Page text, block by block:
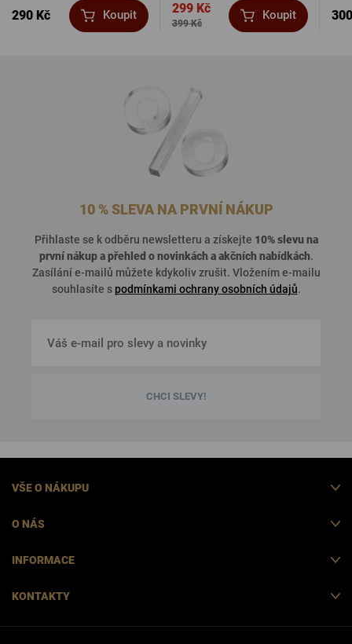
290 Kč Koupit
399 Kč
299 Kč Koupit
10 % SLEVA NA PRVNÍ NÁKUP
Přihlaste se k odběru newsletteru a získejte 10% slevu na
první nákup a přehled o novinkách a akčních nabídkách.
Zasílání e-mailů můžete kdykoliv zrušit. Vložením e-mailu
souhlasíte s podmínkami ochrany osobních údajů.
CHCI SLEVY!
VŠE O NÁKUPU
O NÁS
INFORMACE
KONTAKTY